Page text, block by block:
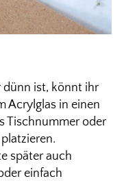
dünn ist, könnt ihr
Acrylglas in einen
Tischnummer oder
später auch
einfach